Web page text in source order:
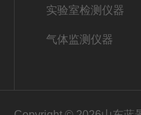
实验室检测仪器
气体监测仪器